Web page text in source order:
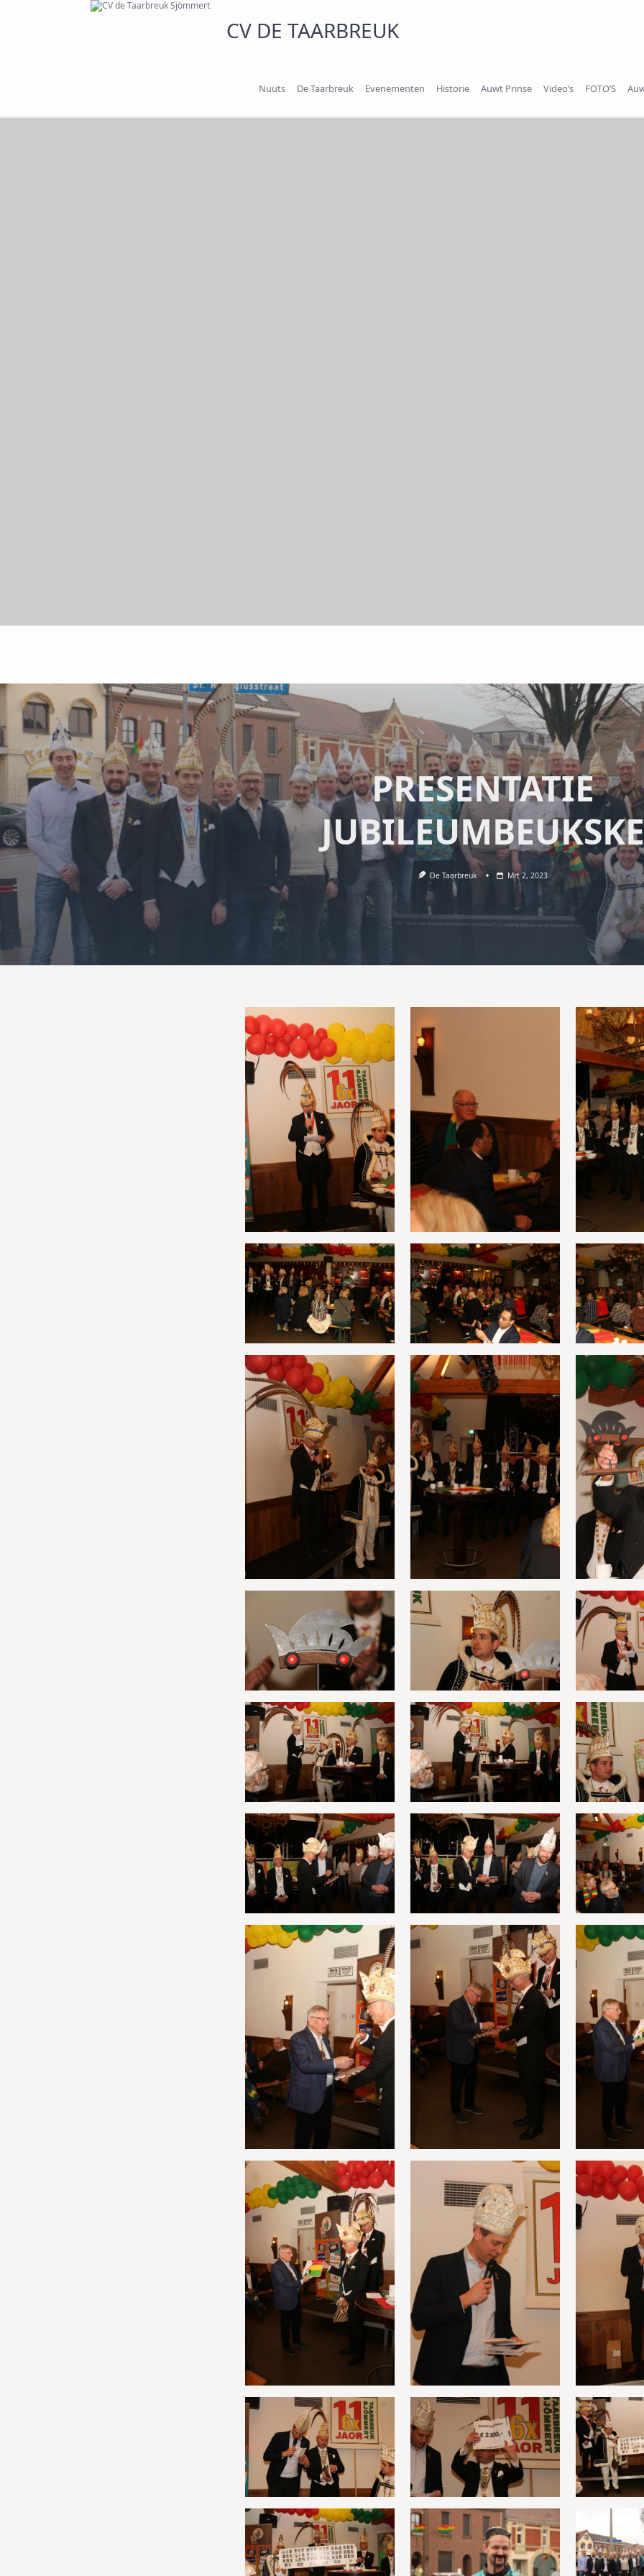
CV DE TAARBREUK
Nuuts De Taarbreuk Evenementen Historie Auwt Prinse Video’s FOTO’S
PRESENTATIE
JUBILEUMBEUKSKE
De Taarbreuk Mrt 2, 2023